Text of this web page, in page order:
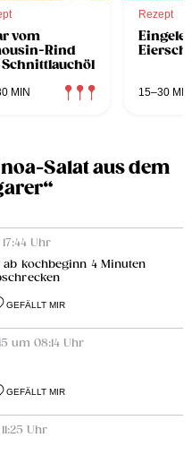
vom
Rind
MIN
Rezept
15–30 MIN
Salat aus dem
Uhr
kochbeginn 4 Minuten
GEFÄLLT MIR
um 08:14 Uhr
GEFÄLLT MIR
Uhr